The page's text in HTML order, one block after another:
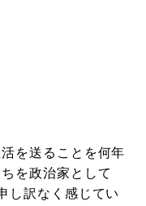
を送ることを何年
を政治家として
し訳なく感じてい